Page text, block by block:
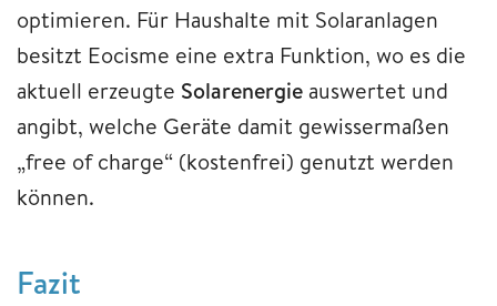
optimieren. Für Haushalte mit Solaranlagen
besitzt Eocisme eine extra Funktion, wo es die
aktuell erzeugte Solarenergie auswertet und
angibt, welche Geräte damit gewissermaßen
„free of charge“ (kostenfrei) genutzt werden
können.
Fazit